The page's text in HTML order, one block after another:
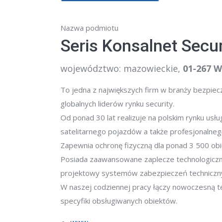
Nazwa podmiotu
Seris Konsalnet
województwo: mazowieckie, 01-267
To jedna z największych firm w branży
globalnych liderów rynku security.
Od ponad 30 lat realizuje na polskim rynku
satelitarnego pojazdów a także
Zapewnia ochronę fizyczną dla ponad 3 500
Posiada zaawansowane zaplecze
projektowy systemów zabezpieczeń
W naszej codziennej pracy łączy
specyfiki obsługiwanych obiektów.